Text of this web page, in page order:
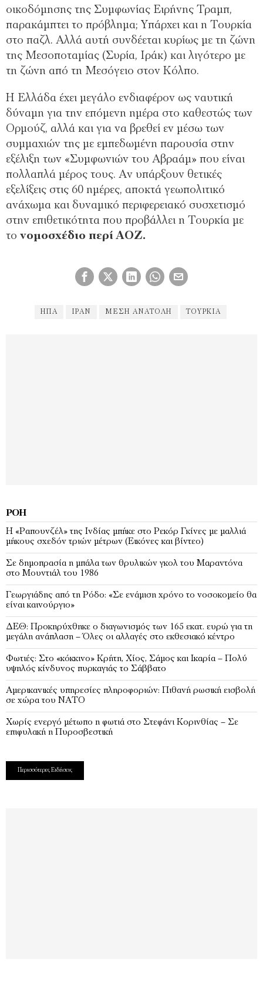
οικοδόμησης της Συμφωνίας Ειρήνης Τραμπ,
παρακάμπτει το πρόβλημα; Υπάρχει και η Τουρκία
στο παζλ. Αλλά αυτή συνδέεται κυρίως με τη ζώνη
της Μεσοποταμίας (Συρία, Ιράκ) και λιγότερο με
τη ζώνη από τη Μεσόγειο στον Κόλπο.
Η Ελλάδα έχει μεγάλο ενδιαφέρον ως ναυτική
δύναμη για την επόμενη ημέρα στο καθεστώς των
Ορμούζ, αλλά και για να βρεθεί εν μέσω των
συμμαχιών της με εμπεδωμένη παρουσία στην
εξέλιξη των «Συμφωνιών του Αβραάμ» που είναι
πολλαπλά μέρος τους. Αν υπάρξουν θετικές
εξελίξεις στις 60 ημέρες, αποκτά γεωπολιτικό
ανάχωμα και δυναμικό περιφερειακό συσχετισμό
στην επιθετικότητα που προβάλλει η Τουρκία με
το νομοσχέδιο περί ΑΟΖ.
ΗΠΑ ΙΡΑΝ ΜΕΣΗ ΑΝΑΤΟΛΉ ΤΟΥΡΚΊΑ
ΡΟΉ
Η «Ραπουνζέλ» της Ινδίας μπήκε στο Ρεκόρ Γκίνες με μαλλιά
μήκους σχεδόν τριών μέτρων (Εικόνες και βίντεο)
Σε δημοπρασία η μπάλα των θρυλικών γκολ του Μαραντόνα
στο Μουντιάλ του 1986
Γεωργιάδης από τη Ρόδο: «Σε ενάμιση χρόνο το νοσοκομείο θα
είναι καινούργιο»
ΔΕΘ: Προκηρύχθηκε ο διαγωνισμός των 165 εκατ. ευρώ για τη
μεγάλη ανάπλαση – Όλες οι αλλαγές στο εκθεσιακό κέντρο
Φωτιές: Στο «κόκκινο» Κρήτη, Χίος, Σάμος και Ικαρία – Πολύ
υψηλός κίνδυνος πυρκαγιάς το Σάββατο
Αμερικανικές υπηρεσίες πληροφοριών: Πιθανή ρωσική εισβολή
σε χώρα του ΝΑΤΟ
Χωρίς ενεργό μέτωπο η φωτιά στο Στεφάνι Κορινθίας – Σε
επιφυλακή η Πυροσβεστική
Περισσότερες Ειδήσεις